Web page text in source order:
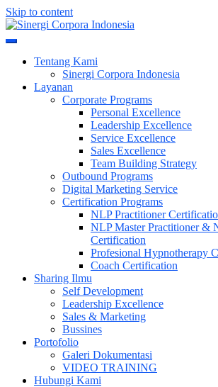
Skip to content
Sinergi Corpora
Tentang Kami
Sinergi Corpora Indonesia
Layanan
Corporate Programs
Personal Excellence
Leadership Excellence
Service Excellence
Sales Excellence
Team Building Strategy
Outbound Programs
Digital Marketing Service
Certification Programs
NLP Practitioner
NLP Master Practitioner &
Certification
Profesional Hypnotherapy
Coach Certification
Sharing Ilmu
Self Development
Leadership Excellence
Sales & Marketing
Bussines
Portofolio
Galeri Dokumentasi
VIDEO TRAINING
Hubungi Kami